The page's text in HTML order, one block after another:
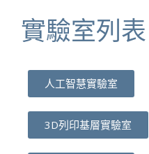
實驗室列表
人工智慧實驗室
3D列印基層實驗室